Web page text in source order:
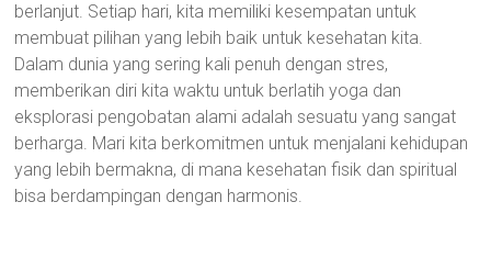
berlanjut. Setiap hari, kita memiliki kesempatan untuk
membuat pilihan yang lebih baik untuk kesehatan kita.
Dalam dunia yang sering kali penuh dengan stres,
memberikan diri kita waktu untuk berlatih yoga dan
eksplorasi pengobatan alami adalah sesuatu yang sangat
berharga. Mari kita berkomitmen untuk menjalani kehidupan
yang lebih bermakna, di mana kesehatan fisik dan spiritual
bisa berdampingan dengan harmonis.